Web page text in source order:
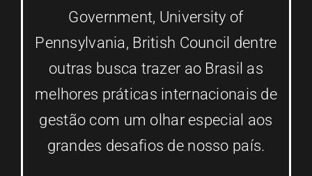
Government, University of
Pennsylvania, British Council dentre
outras busca trazer ao Brasil as
melhores práticas internacionais de
gestão com um olhar especial aos
grandes desafios de nosso país.